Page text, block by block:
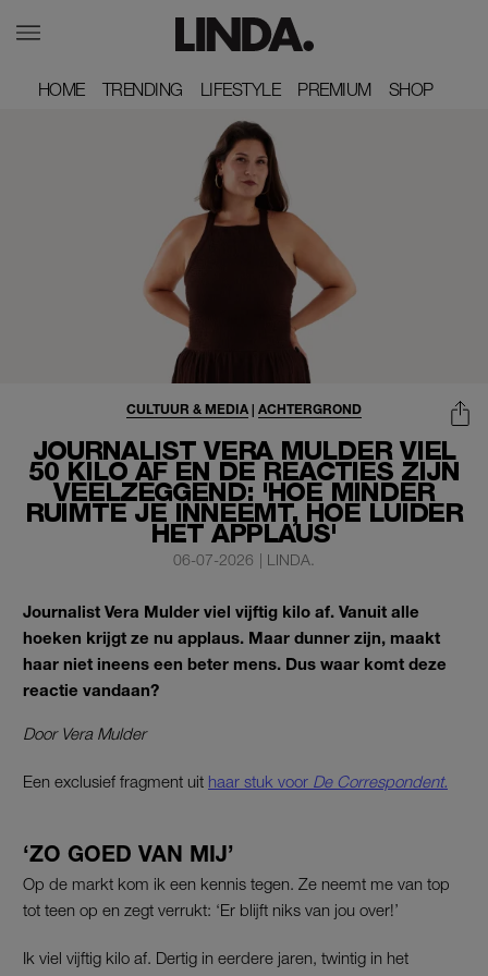
HOME
HOME TRENDING
TRENDING LIFESTYLE
LIFESTYLE PREMIUM
PREMIUM SHOP
SHOP
JOURNALIST VERA MULDER VIEL
50 KILO AF EN DE REACTIES ZIJN
VEELZEGGEND: 'HOE MINDER
RUIMTE JE INNEEMT, HOE LUIDER
HET APPLAUS'
CULTUUR & MEDIA | ACHTERGROND
06-07-2026 | LINDA.
Journalist Vera Mulder viel vijftig kilo af. Vanuit alle
hoeken krijgt ze nu applaus. Maar dunner zijn, maakt
haar niet ineens een beter mens. Dus waar komt deze
reactie vandaan?
Door Vera Mulder
Een exclusief fragment uit haar stuk voor De Correspondent.
‘ZO GOED VAN MIJ’
Op de markt kom ik een kennis tegen. Ze neemt me van top
tot teen op en zegt verrukt: ‘Er blijft niks van jou over!’
Ik viel vijftig kilo af. Dertig in eerdere jaren, twintig in het